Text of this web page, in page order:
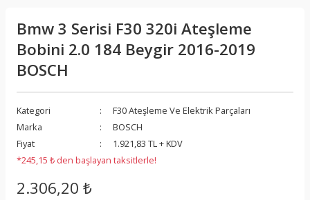
Bmw 3 Serisi F30 320i Ateşleme
Bobini 2.0 184 Beygir 2016-2019
BOSCH
Kategori
F30 Ateşleme Ve Elektrik Parçaları
Marka
BOSCH
Fiyat
1.921,83 TL + KDV
*245,15 ₺ den başlayan taksitlerle!
2.306,20 ₺